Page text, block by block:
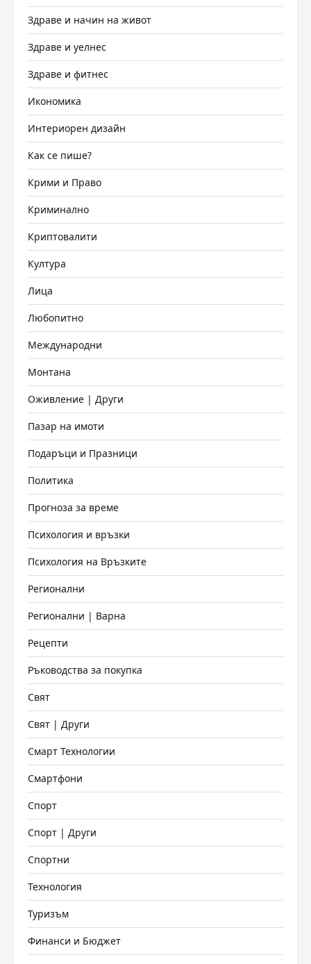
Здраве и начин на живот
Здраве и уелнес
Здраве и фитнес
Икономика
Интериорен дизайн
Как се пише?
Крими и Право
Криминално
Криптовалити
Култура
Лица
Любопитно
Международни
Монтана
Оживление | Други
Пазар на имоти
Подаръци и Празници
Политика
Прогноза за време
Психология и връзки
Психология на Връзките
Регионални
Регионални | Варна
Рецепти
Ръководства за покупка
Свят
Свят | Други
Смарт Технологии
Смартфони
Спорт
Спорт | Други
Спортни
Технология
Туризъм
Финанси и Бюджет